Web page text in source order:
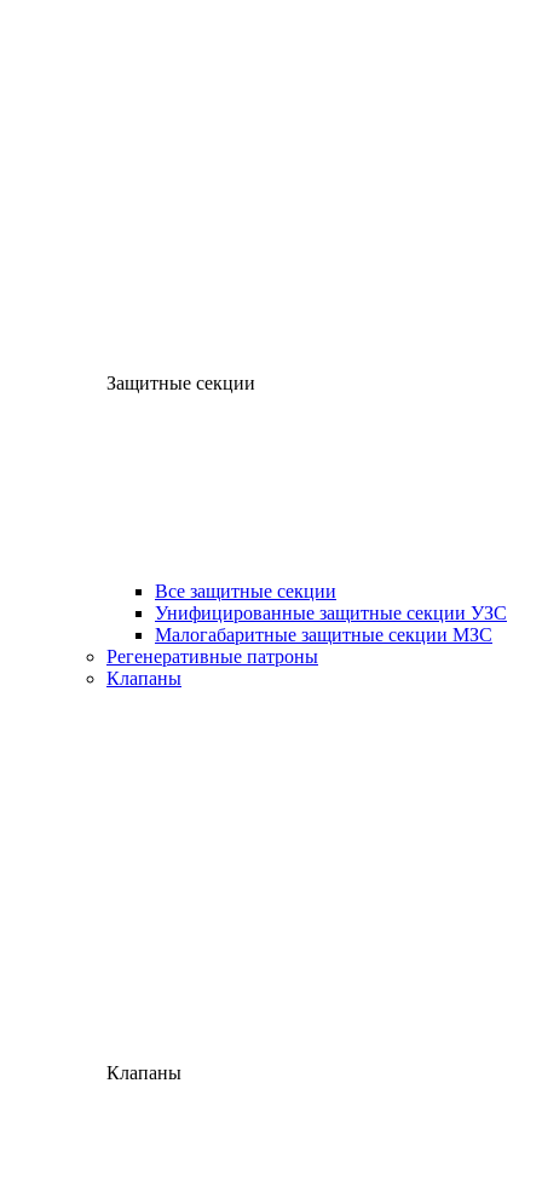
Защитные секции
Все защитные секции
Унифицированные защитные секции УЗС
Малогабаритные защитные секции МЗС
Регенеративные патроны
Клапаны
Клапаны